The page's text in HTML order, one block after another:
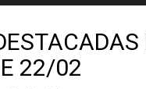
22/02